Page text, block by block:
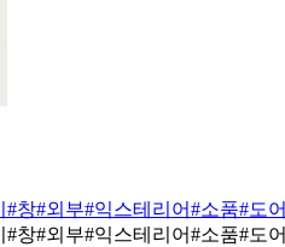
#창#외부#익스테리어#소품#도어
#창#외부#익스테리어#소품#도어